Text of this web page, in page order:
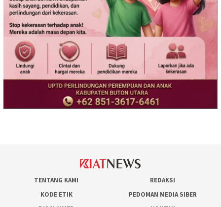
TENTANG KAMI
REDAKSI
KODE ETIK
PEDOMAN MEDIA SIBER